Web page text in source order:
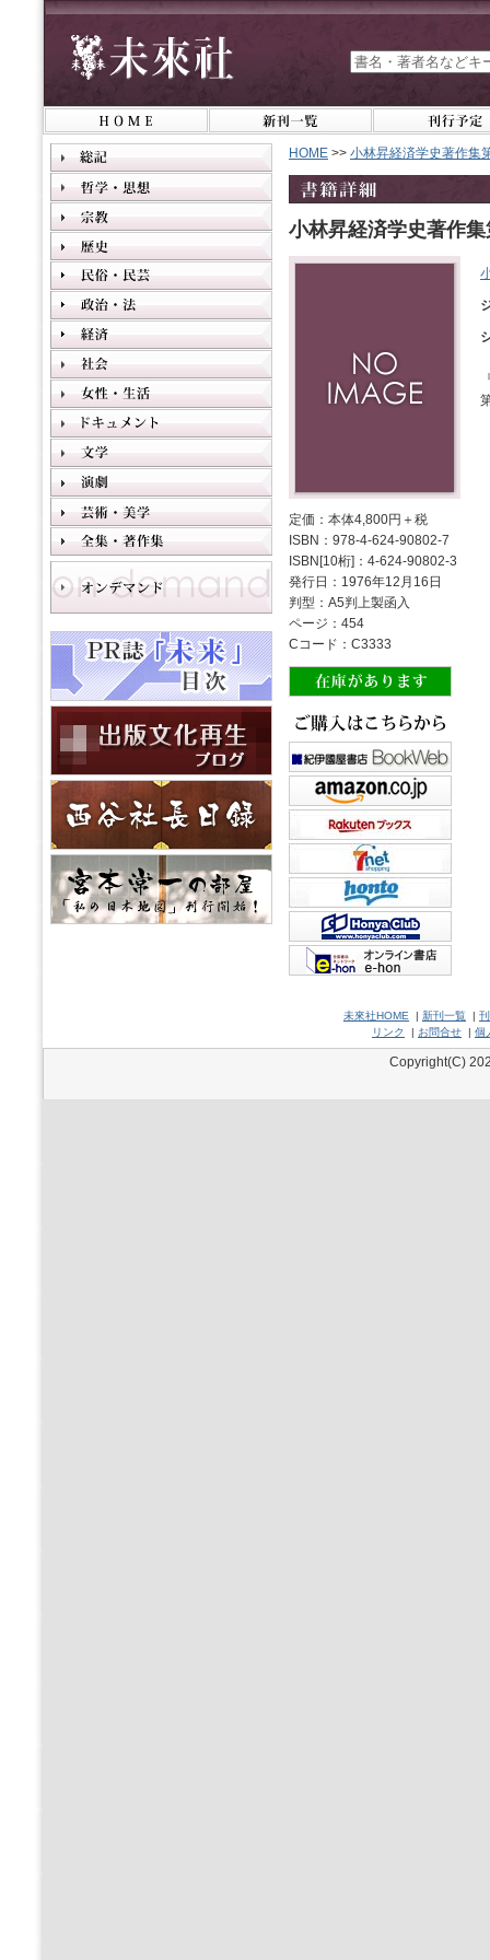
HOME >> 小林昇経済学史著作
小林昇経済学史著作
定価：本体4,800円＋税
ISBN：978-4-624-90802-7
ISBN[10桁]：4-624-90802-3
発行日：1976年12月16日
判型：A5判上製函入
ページ：454
Cコード：C3333
未來社HOME | 新刊一覧 |
リンク
| お問合せ | 個
Copyright(C)